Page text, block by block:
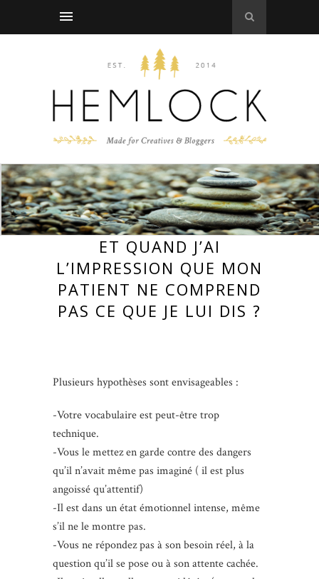
ET QUAND J’AI
L’IMPRESSION QUE MON
PATIENT NE COMPREND
PAS CE QUE JE LUI DIS ?
Plusieurs hypothèses sont envisageables :
-Votre vocabulaire est peut-être trop
technique.
-Vous le mettez en garde contre des dangers
qu’il n’avait même pas imaginé ( il est plus
angoissé qu’attentif)
-Il est dans un état émotionnel intense, même
s’il ne le montre pas.
-Vous ne répondez pas à son besoin réel, à la
question qu’il se pose ou à son attente cachée.